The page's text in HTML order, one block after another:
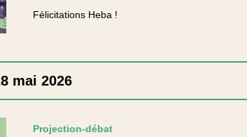
Félicitations Heba !
mai 2026
Projection-débat